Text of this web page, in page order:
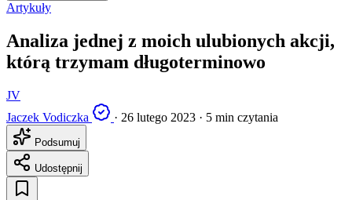
Artykuły
Analiza jednej z moich ulubionych akcji,
którą trzymam długoterminowo
JV
Jaczek Vodiczka
· 26 lutego 2023 · 5 min czytania
Podsumuj
Udostępnij